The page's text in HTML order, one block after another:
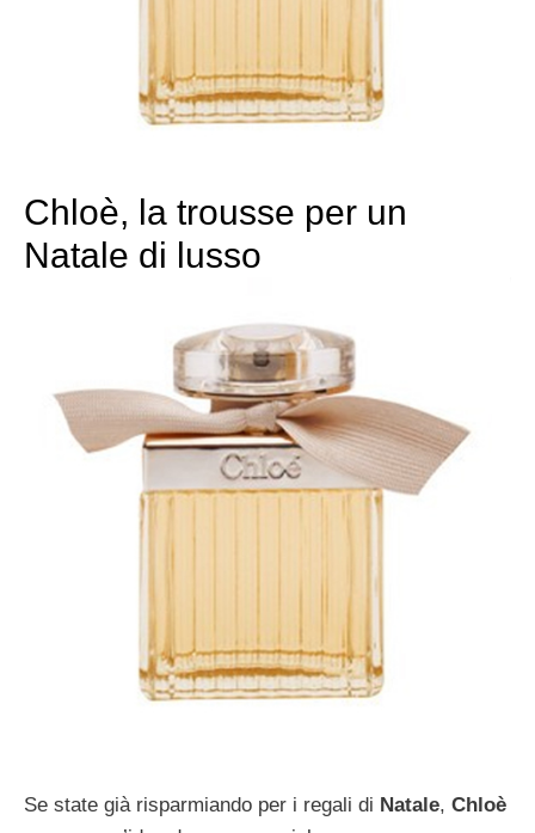
Chloè, la trousse per un
Natale di lusso
Se state già risparmiando per i regali di Natale, Chloè